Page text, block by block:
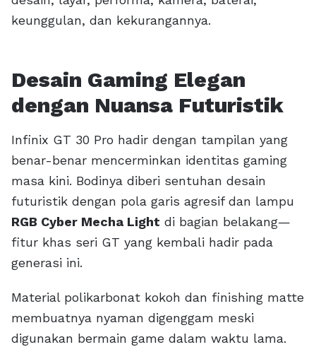
keunggulan, dan kekurangannya.
Desain Gaming Elegan
dengan Nuansa Futuristik
Infinix GT 30 Pro hadir dengan tampilan yang
benar-benar mencerminkan identitas gaming
masa kini. Bodinya diberi sentuhan desain
futuristik dengan pola garis agresif dan lampu
RGB Cyber Mecha Light di bagian belakang—
fitur khas seri GT yang kembali hadir pada
generasi ini.
Material polikarbonat kokoh dan finishing matte
membuatnya nyaman digenggam meski
digunakan bermain game dalam waktu lama.